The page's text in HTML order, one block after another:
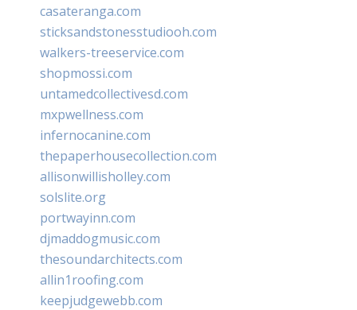
casateranga.com
sticksandstonesstudiooh.com
walkers-treeservice.com
shopmossi.com
untamedcollectivesd.com
mxpwellness.com
infernocanine.com
thepaperhousecollection.com
allisonwillisholley.com
solslite.org
portwayinn.com
djmaddogmusic.com
thesoundarchitects.com
allin1roofing.com
keepjudgewebb.com